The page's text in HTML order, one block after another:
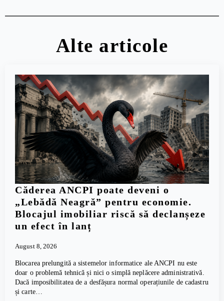
Alte articole
Căderea ANCPI poate deveni o
„Lebădă Neagră” pentru economie.
Blocajul imobiliar riscă să declanșeze
un efect în lanț
August 8, 2026
Blocarea prelungită a sistemelor informatice ale ANCPI nu este
doar o problemă tehnică și nici o simplă neplăcere administrativă.
Dacă imposibilitatea de a desfășura normal operațiunile de cadastru
și carte…